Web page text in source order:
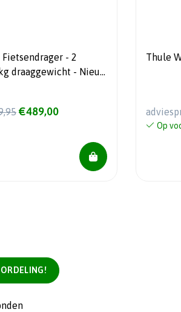
- 2
draaggewicht - Nieuw
€489,00
Thule
Op